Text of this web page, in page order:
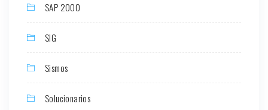
SAP 2000
SIG
Sismos
Solucionarios